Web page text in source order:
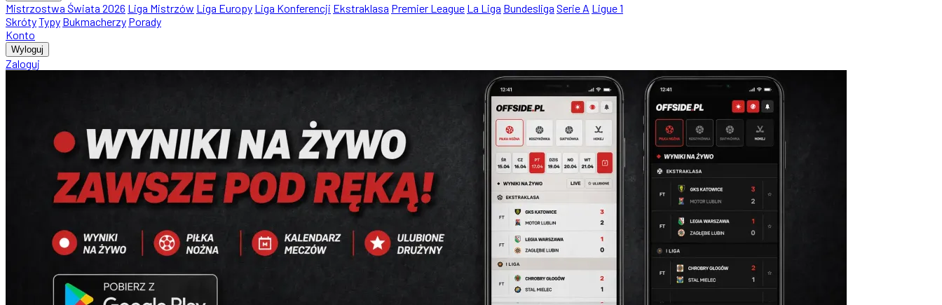
Mistrzostwa Świata 2026 Liga Mistrzów Liga Europy Liga Konferencji Ekstraklasa Premier League La Liga Bundesliga Serie A Ligue 1
SkrótyTypy Bukmacherzy Porady
Konto
Wyloguj
Zaloguj